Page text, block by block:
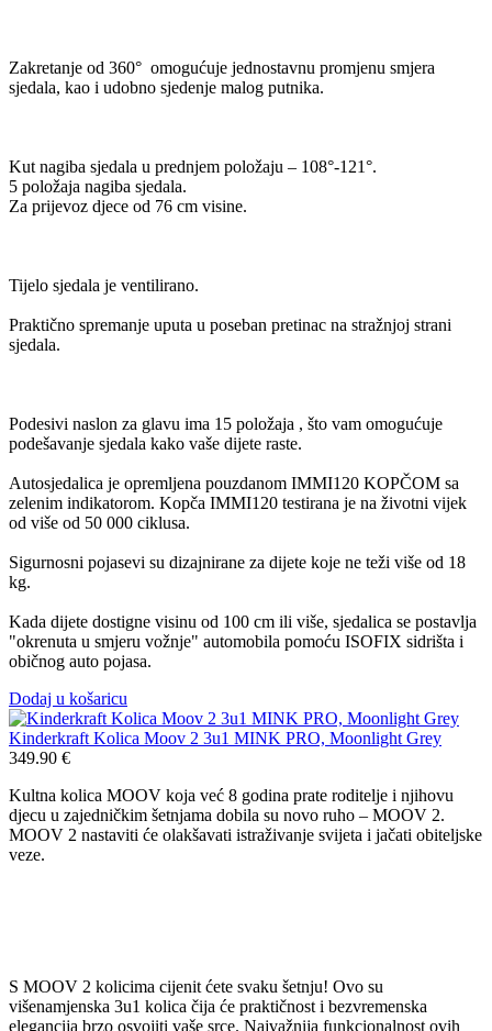
Zakretanje od 360° omogućuje jednostavnu promjenu smjera
sjedala, kao i udobno sjedenje malog putnika.
Kut nagiba sjedala u prednjem položaju – 108°-121°.
5 položaja nagiba sjedala.
Za prijevoz djece od 76 cm visine.
Tijelo sjedala je ventilirano.
Praktično spremanje uputa u poseban pretinac na stražnjoj strani
sjedala.
Podesivi naslon za glavu ima 15 položaja , što vam omogućuje
podešavanje sjedala kako vaše dijete raste.
Autosjedalica je opremljena pouzdanom IMMI120 KOPČOM sa
zelenim indikatorom. Kopča IMMI120 testirana je na životni vijek
od više od 50 000 ciklusa.
Sigurnosni pojasevi su dizajnirane za dijete koje ne teži više od 18
kg.
Kada dijete dostigne visinu od 100 cm ili više, sjedalica se postavlja
"okrenuta u smjeru vožnje" automobila pomoću ISOFIX sidrišta i
običnog auto pojasa.
Dodaj u košaricu
Kinderkraft Kolica Moov 2 3u1 MINK PRO, Moonlight Grey
349.90 €
Kultna kolica MOOV koja već 8 godina prate roditelje i njihovu
djecu u zajedničkim šetnjama dobila su novo ruho – MOOV 2.
MOOV 2 nastaviti će olakšavati istraživanje svijeta i jačati obiteljske
veze.
S MOOV 2 kolicima cijenit ćete svaku šetnju! Ovo su
višenamjenska 3u1 kolica čija će praktičnost i bezvremenska
elegancija brzo osvojiti vaše srce. Najvažnija funkcionalnost ovih